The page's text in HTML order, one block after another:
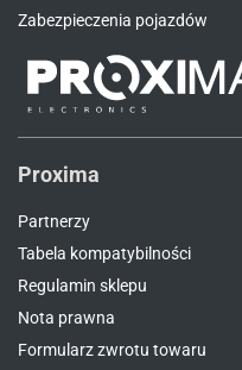
Zabezpieczenia pojazdów
Proxima
Partnerzy
Tabela kompatybilności
Regulamin sklepu
Nota prawna
Formularz zwrotu towaru